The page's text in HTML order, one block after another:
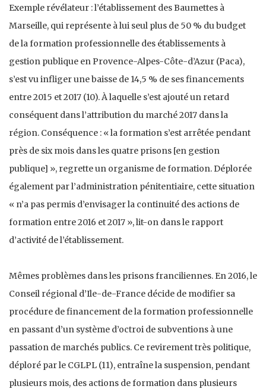
Exemple révélateur : l’établissement des Baumettes à
Marseille, qui représente à lui seul plus de 50 % du budget
de la formation professionnelle des établissements à
gestion publique en Provence-Alpes-Côte-d’Azur (Paca),
s’est vu infliger une baisse de 14,5 % de ses financements
entre 2015 et 2017 (10). À laquelle s’est ajouté un retard
conséquent dans l’attribution du marché 2017 dans la
région. Conséquence : « la formation s’est arrêtée pendant
près de six mois dans les quatre prisons [en gestion
publique] », regrette un organisme de formation. Déplorée
également par l’administration pénitentiaire, cette situation
« n’a pas permis d’envisager la continuité des actions de
formation entre 2016 et 2017 », lit-on dans le rapport
d’activité de l’établissement.
Mêmes problèmes dans les prisons franciliennes. En 2016, le
Conseil régional d’Ile-de-France décide de modifier sa
procédure de financement de la formation professionnelle
en passant d’un système d’octroi de subventions à une
passation de marchés publics. Ce revirement très politique,
déploré par le CGLPL (11), entraîne la suspension, pendant
plusieurs mois, des actions de formation dans plusieurs